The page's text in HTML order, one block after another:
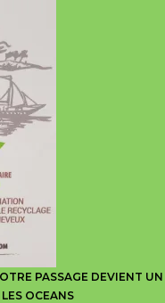
PASSAGE DEVIENT UN
OCEANS